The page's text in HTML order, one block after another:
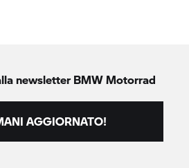
newsletterBMW Motorrad
AGGIORNATO!